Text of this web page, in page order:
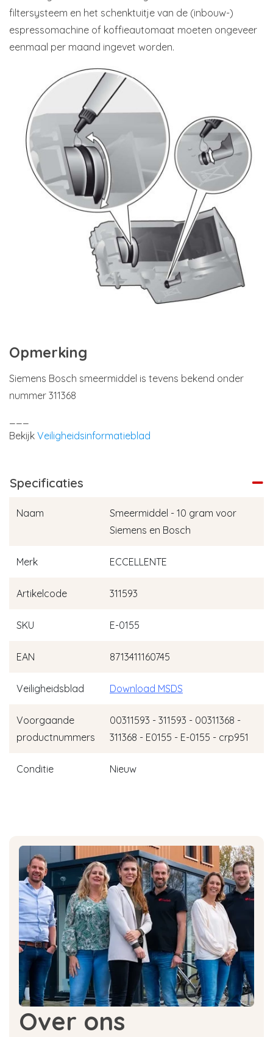
filtersysteem en het schenktuitje van de (inbouw-)
espressomachine of koffieautomaat moeten ongeveer
eenmaal per maand ingevet worden.
Opmerking
Siemens Bosch smeermiddel is tevens bekend onder
nummer 311368
Bekijk Veiligheidsinformatieblad
Specificaties
Naam
Smeermiddel - 10 gram voor
Siemens en Bosch
Merk ECCELLENTE
Artikelcode 311593
SKU E-0155
EAN 8713411160745
Veiligheidsblad Download MSDS
Voorgaande
productnummers
00311593 - 311593 - 00311368 -
311368 - E0155 - E-0155 - crp951
Conditie Nieuw
Over ons